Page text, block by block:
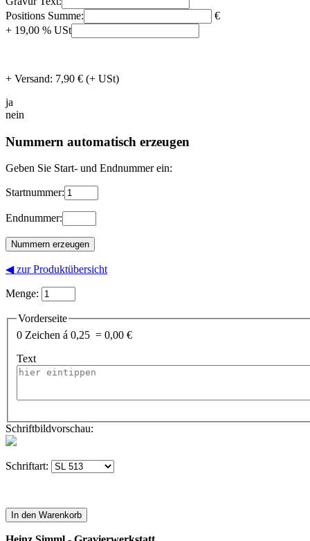
Positions Summe:
€
+ 19,00 % USt
+ Versand: 7,90 € (+ USt)
ja
nein
Nummern automatisch erzeugen
Geben Sie Start- und Endnummer ein:
Startnummer:
Endnummer:
◀ zur Produktübersicht
Menge:
Vorderseite
0 Zeichen á 0,25 = 0,00 €
Text
Schriftbildvorschau:
Schriftart: